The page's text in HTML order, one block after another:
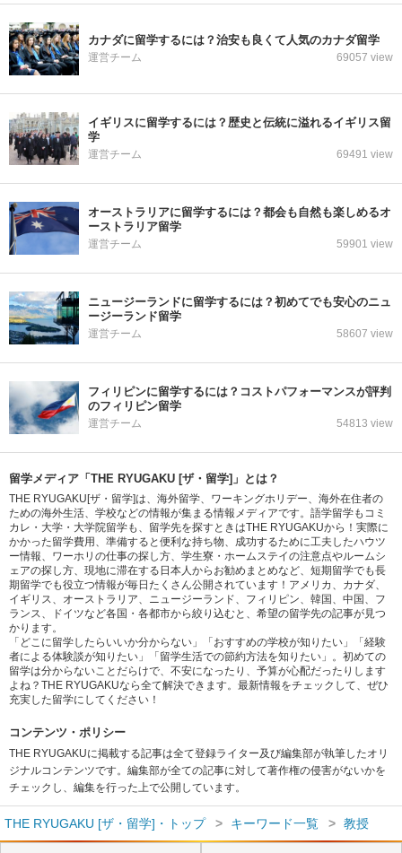
カナダに留学するには？治安も良くて人気のカナダ留学
運営チーム 69057 view
イギリスに留学するには？歴史と伝統に溢れるイギリス留
学
運営チーム 69491 view
オーストラリアに留学するには？都会も自然も楽しめるオ
ーストラリア留学
運営チーム 59901 view
ニュージーランドに留学するには？初めてでも安心のニュ
ージーランド留学
運営チーム 58607 view
フィリピンに留学するには？コストパフォーマンスが評判
のフィリピン留学
運営チーム 54813 view
留学メディア「THE RYUGAKU [ザ・留学]」とは？
THE RYUGAKU[ザ・留学]は、海外留学、ワーキングホリデー、海外在住者の
ための海外生活、学校などの情報が集まる情報メディアです。語学留学もコミ
カレ・大学・大学院留学も、留学先を探すときはTHE RYUGAKUから！実際に
かかった留学費用、準備すると便利な持ち物、成功するために工夫したハウツ
ー情報、ワーホリの仕事の探し方、学生寮・ホームステイの注意点やルームシ
ェアの探し方、現地に滞在する日本人からお勧めまとめなど、短期留学でも長
期留学でも役立つ情報が毎日たくさん公開されています！アメリカ、カナダ、
イギリス、オーストラリア、ニュージーランド、フィリピン、韓国、中国、フ
ランス、ドイツなど各国・各都市から絞り込むと、希望の留学先の記事が見つ
かります。
「どこに留学したらいいか分からない」「おすすめの学校が知りたい」「経験
者による体験談が知りたい」「留学生活での節約方法を知りたい」。初めての
留学は分からないことだらけで、不安になったり、予算が心配だったりします
よね？THE RYUGAKUなら全て解決できます。最新情報をチェックして、ぜひ
充実した留学にしてください！
コンテンツ・ポリシー
THE RYUGAKUに掲載する記事は全て登録ライター及び編集部が執筆したオリ
ジナルコンテンツです。編集部が全ての記事に対して著作権の侵害がないかを
チェックし、編集を行った上で公開しています。
THE RYUGAKU [ザ・留学]・トップ キーワード一覧 教授